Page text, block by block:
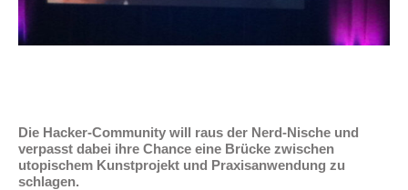
Die Hacker-Community will raus der Nerd-Nische und
verpasst dabei ihre Chance eine Brücke zwischen
utopischem Kunstprojekt und Praxisanwendung zu
schlagen.